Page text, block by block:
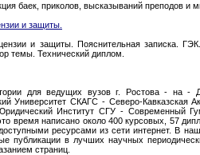
баек, приколов, высказываний преподов и
и защиты.
и защиты. Пояснительная записка. ГЭК.
темы. Технический диплом.
для ведущих вузов г. Ростова - на -
Университет СКАГС - Северо-Кавказская
Институт СГУ - Современный
время написано около 400 курсовых, 57
ресурсами из сети интернет. В
публикации в лучших научных
страниц.